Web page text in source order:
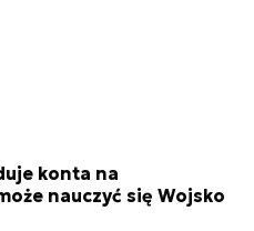
konta na
nauczyć się Wojsko